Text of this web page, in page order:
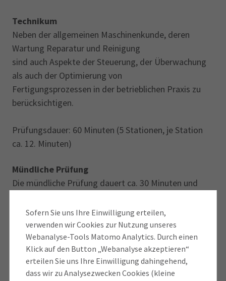
Sofern Sie uns Ihre Einwilligung erteilen,
verwenden wir Cookies zur Nutzung unseres
Webanalyse-Tools Matomo Analytics. Durch einen
Klick auf den Button „Webanalyse akzeptieren“
erteilen Sie uns Ihre Einwilligung dahingehend,
dass wir zu Analysezwecken Cookies (kleine
Technikum
Neben der allgemeinen Maschinenkunde, deren
Wartung Reparatur und Reinigung
sind auch Aspekte der Steuerung, der Überwachung
als auch der Optimierung von
Fertigungsprozessen in der betrieblichen Praxis zu
berücksichtigen.
Prüfungsdauer: 60 Minuten (5 Stationen, je Station
ca. 12. Minuten)
Mündliche Prüfung
Die mündliche Prüfung dauert ca. 30 Minuten und
eines freien Fachgesprächs durchgeführt.
Die Zulassung zur mündlichen Prüfung ist
ausgeschlossen, wenn mehr als eine
schriftliche Prüfungsleistung unter 50 Punkten
und/oder eine Prüfungsleistung unter